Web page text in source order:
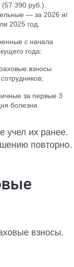
(57 390 руб.).
— за 2026 и/
2025 год.
с начала
года:
взносы
за первые 3
болезни.
учел их ранее.
повторно.
взносы.